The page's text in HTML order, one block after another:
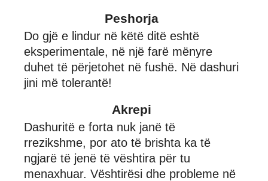
Peshorja
Do gjë e lindur në këtë ditë eshtë
eksperimentale, në një farë mënyre
duhet të përjetohet në fushë. Në dashuri
jini më tolerantë!
Akrepi
Dashuritë e forta nuk janë të
rrezikshme, por ato të brishta ka të
ngjarë të jenë të vështira për tu
menaxhuar. Vështirësi dhe probleme në